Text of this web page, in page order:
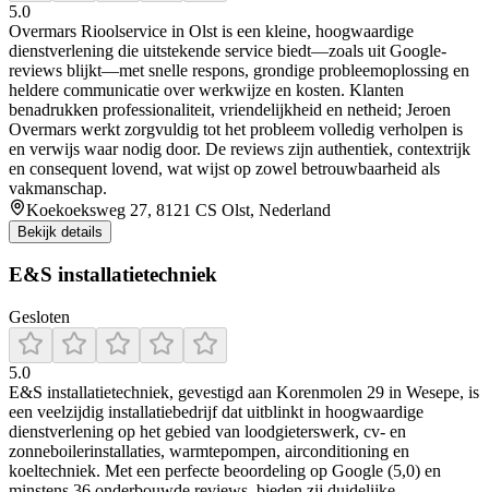
5.0
Overmars Rioolservice in Olst is een kleine, hoogwaardige
dienstverlening die uitstekende service biedt—zoals uit Google-
reviews blijkt—met snelle respons, grondige probleemoplossing en
heldere communicatie over werkwijze en kosten. Klanten
benadrukken professionaliteit, vriendelijkheid en netheid; Jeroen
Overmars werkt zorgvuldig tot het probleem volledig verholpen is
en verwijs waar nodig door. De reviews zijn authentiek, contextrijk
en consequent lovend, wat wijst op zowel betrouwbaarheid als
vakmanschap.
Koekoeksweg 27, 8121 CS Olst, Nederland
Bekijk details
E&S installatietechniek
Gesloten
5.0
E&S installatietechniek, gevestigd aan Korenmolen 29 in Wesepe, is
een veelzijdig installatiebedrijf dat uitblinkt in hoogwaardige
dienstverlening op het gebied van loodgieterswerk, cv- en
zonneboilerinstallaties, warmtepompen, airconditioning en
koeltechniek. Met een perfecte beoordeling op Google (5,0) en